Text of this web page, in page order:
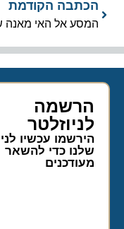
הכתבה הקודמת
הרשמה
לניוזלטר​
הירשמו עכשיו
שלנו כדי להשאר
מעודכנים